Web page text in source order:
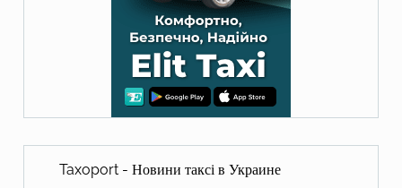
Taxoport - Новини таксі в Украине